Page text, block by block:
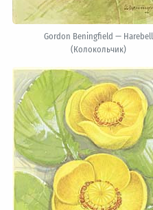
Gordon Beningfield — Harebell
(Колокольчик)